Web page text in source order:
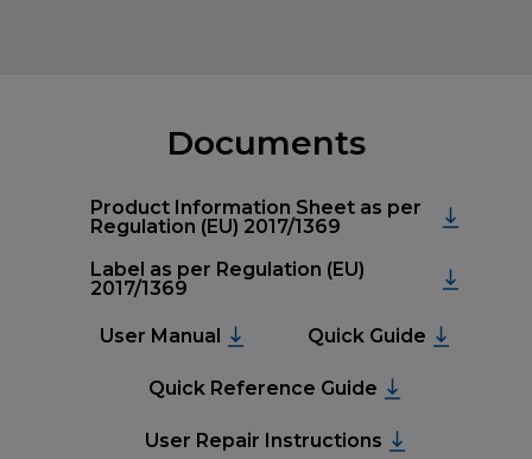
Documents
Product Information Sheet as per
Regulation (EU) 2017/1369
Label as per Regulation (EU)
2017/1369
User Manual Quick Guide
Quick Reference Guide
User Repair Instructions